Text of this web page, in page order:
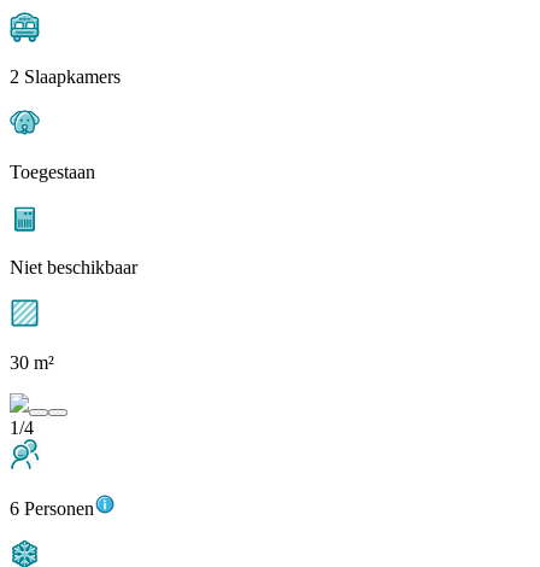
2 Slaapkamers
Toegestaan
Niet beschikbaar
30 m²
1/4
6 Personen